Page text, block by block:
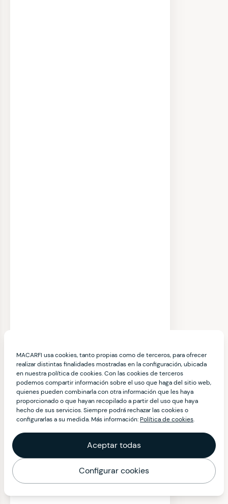
MACARFI usa cookies, tanto propias como de terceros, para ofrecer
realizar distintas finalidades mostradas en la configuración, ubicada
en nuestra política de cookies. Con las cookies de terceros
podemos compartir información sobre el uso que haga del sitio web,
quienes pueden combinarla con otra información que les haya
proporcionado o que hayan recopilado a partir del uso que haya
hecho de sus servicios. Siempre podrá rechazar las cookies o
configurarlas a su medida. Más información:Política de cookies.
Aceptar todas
Configurar cookies